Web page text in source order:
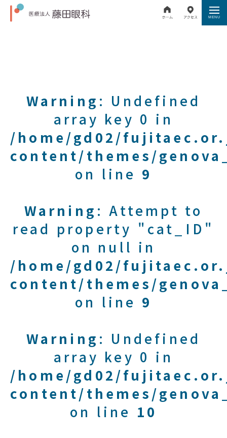
Warning : Undefined
array key 0 in
/home/gd02/
content/themes/
on line 9
Warning : Attempt to
read property "cat_ID"
on null in
/home/gd02/
content/themes/
on line 9
Warning : Undefined
array key 0 in
/home/gd02/
content/themes/
on line 10